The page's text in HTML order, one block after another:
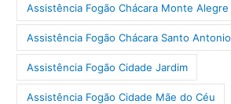
Assistência Fogão Chácara Monte Alegre
Assistência Fogão Chácara Santo Antonio
Assistência Fogão Cidade Jardim
Assistência Fogão Cidade Mãe do Céu